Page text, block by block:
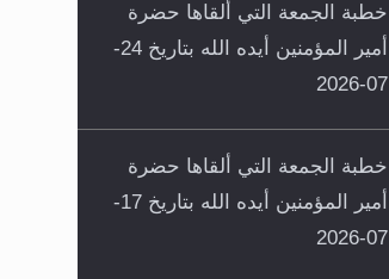
خطبة الجمعة التي ألقاها حضرة
أمير المؤمنين أيده الله بتاريخ 24-
07-2026
خطبة الجمعة التي ألقاها حضرة
أمير المؤمنين أيده الله بتاريخ 17-
07-2026